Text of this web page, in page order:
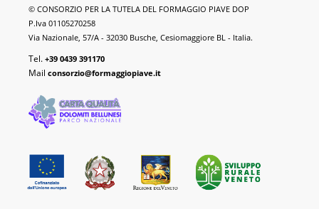
Formaggio
Piave
DOP
© CONSORZIO PER LA TUTELA DEL FORMAGGIO PIAVE DOP
P.Iva 01105270258
Via Nazionale, 57/A - 32030 Busche, Cesiomaggiore BL - Italia.
Tel. +39 0439 391170
Mail consorzio@formaggiopiave.it